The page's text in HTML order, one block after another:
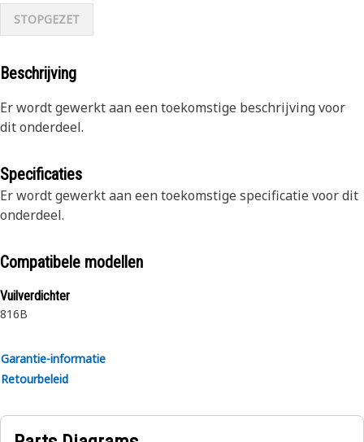
STOPGEZET
Beschrijving
Er wordt gewerkt aan een toekomstige beschrijving voor
dit onderdeel.
Specificaties
Er wordt gewerkt aan een toekomstige specificatie voor dit
onderdeel.
Compatibele modellen
Vuilverdichter
816B
Garantie-informatie
Retourbeleid